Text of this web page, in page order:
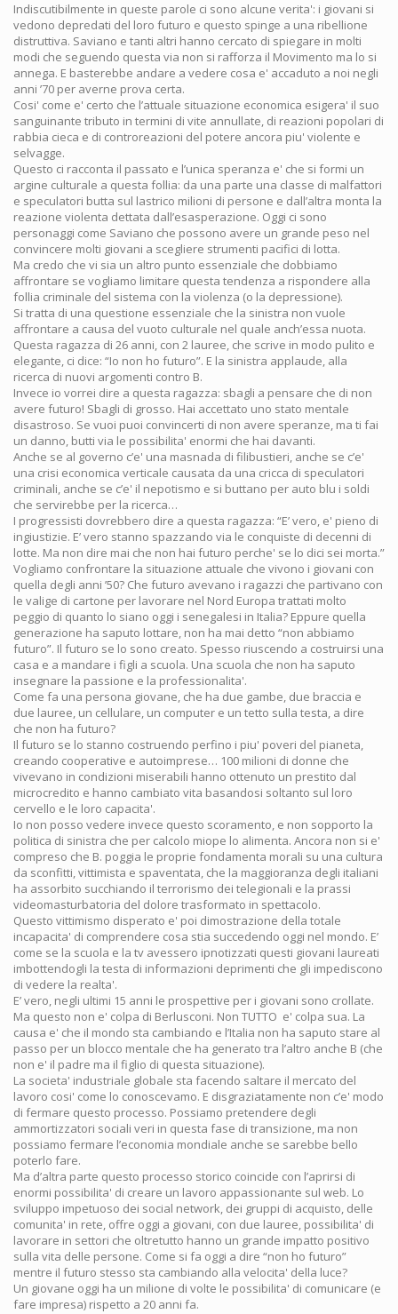
Indiscutibilmente in queste parole ci sono alcune verita': i giovani si
vedono depredati del loro futuro e questo spinge a una ribellione
distruttiva. Saviano e tanti altri hanno cercato di spiegare in molti
modi che seguendo questa via non si rafforza il Movimento ma lo si
annega. E basterebbe andare a vedere cosa e' accaduto a noi negli
anni ’70 per averne prova certa.
Cosi' come e' certo che l’attuale situazione economica esigera' il suo
sanguinante tributo in termini di vite annullate, di reazioni popolari di
rabbia cieca e di controreazioni del potere ancora piu' violente e
selvagge.
Questo ci racconta il passato e l’unica speranza e' che si formi un
argine culturale a questa follia: da una parte una classe di malfattori
e speculatori butta sul lastrico milioni di persone e dall’altra monta la
reazione violenta dettata dall’esasperazione. Oggi ci sono
personaggi come Saviano che possono avere un grande peso nel
convincere molti giovani a scegliere strumenti pacifici di lotta.
Ma credo che vi sia un altro punto essenziale che dobbiamo
affrontare se vogliamo limitare questa tendenza a rispondere alla
follia criminale del sistema con la violenza (o la depressione).
Si tratta di una questione essenziale che la sinistra non vuole
affrontare a causa del vuoto culturale nel quale anch’essa nuota.
Questa ragazza di 26 anni, con 2 lauree, che scrive in modo pulito e
elegante, ci dice: “Io non ho futuro”. E la sinistra applaude, alla
ricerca di nuovi argomenti contro B.
Invece io vorrei dire a questa ragazza: sbagli a pensare che di non
avere futuro! Sbagli di grosso. Hai accettato uno stato mentale
disastroso. Se vuoi puoi convincerti di non avere speranze, ma ti fai
un danno, butti via le possibilita' enormi che hai davanti.
Anche se al governo c’e' una masnada di filibustieri, anche se c’e'
una crisi economica verticale causata da una cricca di speculatori
criminali, anche se c’e' il nepotismo e si buttano per auto blu i soldi
che servirebbe per la ricerca…
I progressisti dovrebbero dire a questa ragazza: “E’ vero, e' pieno di
ingiustizie. E’ vero stanno spazzando via le conquiste di decenni di
lotte. Ma non dire mai che non hai futuro perche' se lo dici sei morta.”
Vogliamo confrontare la situazione attuale che vivono i giovani con
quella degli anni ’50? Che futuro avevano i ragazzi che partivano con
le valige di cartone per lavorare nel Nord Europa trattati molto
peggio di quanto lo siano oggi i senegalesi in Italia? Eppure quella
generazione ha saputo lottare, non ha mai detto “non abbiamo
futuro”. Il futuro se lo sono creato. Spesso riuscendo a costruirsi una
casa e a mandare i figli a scuola. Una scuola che non ha saputo
insegnare la passione e la professionalita'.
Come fa una persona giovane, che ha due gambe, due braccia e
due lauree, un cellulare, un computer e un tetto sulla testa, a dire
che non ha futuro?
Il futuro se lo stanno costruendo perfino i piu' poveri del pianeta,
creando cooperative e autoimprese… 100 milioni di donne che
vivevano in condizioni miserabili hanno ottenuto un prestito dal
microcredito e hanno cambiato vita basandosi soltanto sul loro
cervello e le loro capacita'.
Io non posso vedere invece questo scoramento, e non sopporto la
politica di sinistra che per calcolo miope lo alimenta. Ancora non si e'
compreso che B. poggia le proprie fondamenta morali su una cultura
da sconfitti, vittimista e spaventata, che la maggioranza degli italiani
ha assorbito succhiando il terrorismo dei telegionali e la prassi
videomasturbatoria del dolore trasformato in spettacolo.
Questo vittimismo disperato e' poi dimostrazione della totale
incapacita' di comprendere cosa stia succedendo oggi nel mondo. E’
come se la scuola e la tv avessero ipnotizzati questi giovani laureati
imbottendogli la testa di informazioni deprimenti che gli impediscono
di vedere la realta'.
E’ vero, negli ultimi 15 anni le prospettive per i giovani sono crollate.
Ma questo non e' colpa di Berlusconi. Non TUTTO e' colpa sua. La
causa e' che il mondo sta cambiando e l’Italia non ha saputo stare al
passo per un blocco mentale che ha generato tra l’altro anche B (che
non e' il padre ma il figlio di questa situazione).
La societa' industriale globale sta facendo saltare il mercato del
lavoro cosi' come lo conoscevamo. E disgraziatamente non c’e' modo
di fermare questo processo. Possiamo pretendere degli
ammortizzatori sociali veri in questa fase di transizione, ma non
possiamo fermare l’economia mondiale anche se sarebbe bello
poterlo fare.
Ma d’altra parte questo processo storico coincide con l’aprirsi di
enormi possibilita' di creare un lavoro appassionante sul web. Lo
sviluppo impetuoso dei social network, dei gruppi di acquisto, delle
comunita' in rete, offre oggi a giovani, con due lauree, possibilita' di
lavorare in settori che oltretutto hanno un grande impatto positivo
sulla vita delle persone. Come si fa oggi a dire “non ho futuro”
mentre il futuro stesso sta cambiando alla velocita' della luce?
Un giovane oggi ha un milione di volte le possibilita' di comunicare (e
fare impresa) rispetto a 20 anni fa.